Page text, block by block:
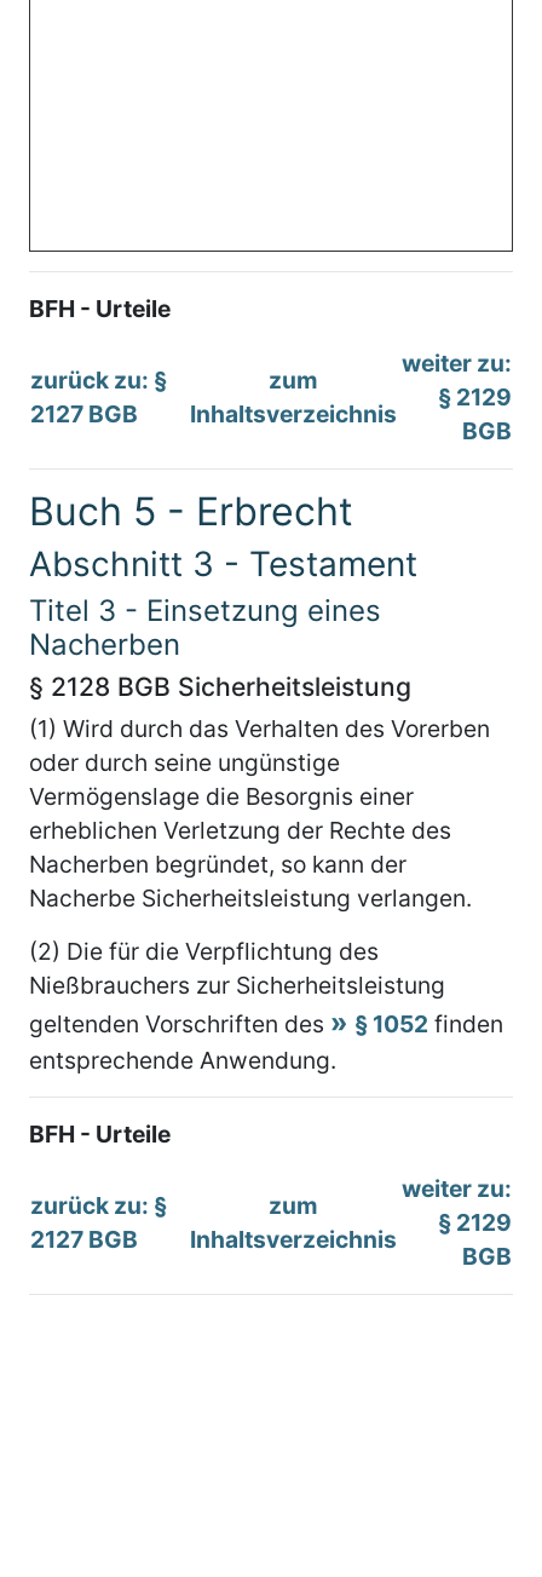
BFH - Urteile
zurück zu: §
2127 BGB
zum
Inhaltsverzeichnis
weiter zu:
§ 2129
BGB
Buch 5 - Erbrecht
Abschnitt 3 - Testament
Titel 3 - Einsetzung eines
Nacherben
§ 2128 BGB Sicherheitsleistung
(1) Wird durch das Verhalten des Vorerben
oder durch seine ungünstige
Vermögenslage die Besorgnis einer
erheblichen Verletzung der Rechte des
Nacherben begründet, so kann der
Nacherbe Sicherheitsleistung verlangen.
(2) Die für die Verpflichtung des
Nießbrauchers zur Sicherheitsleistung
geltenden Vorschriften des
§ 1052 finden
entsprechende Anwendung.
BFH - Urteile
zurück zu: §
2127 BGB
zum
Inhaltsverzeichnis
weiter zu:
§ 2129
BGB